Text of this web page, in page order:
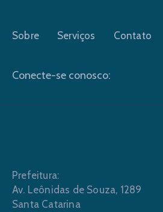
Sobre Serviços Contato
Conecte-se conosco:
Prefeitura:
Av. Leônidas de Souza, 1289
Santa Catarina